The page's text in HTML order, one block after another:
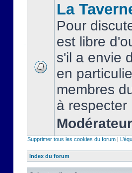
La
Pour
est libre
s'il a envie
en
membres
à respecter
Supprimer tous les cookies du forum |
Index du forum